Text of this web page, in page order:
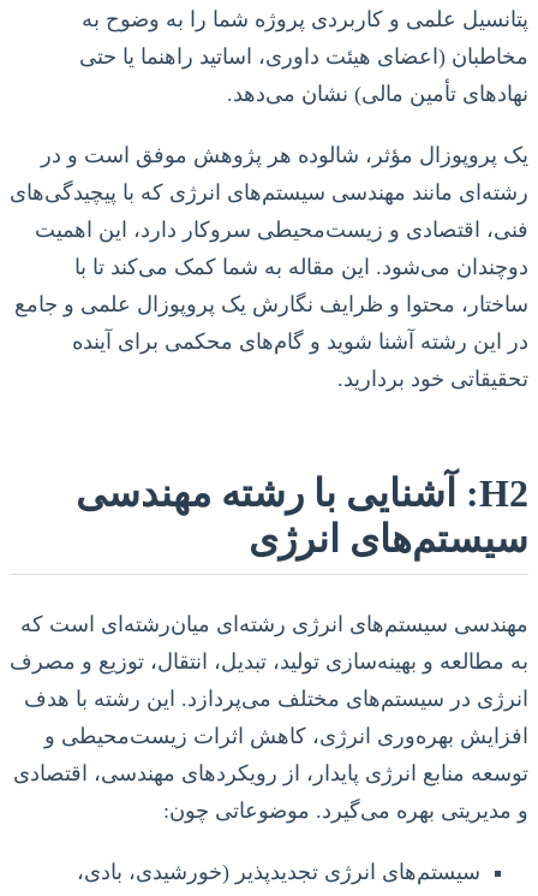
پتانسیل علمی و کاربردی پروژه شما را به وضوح به
مخاطبان (اعضای هیئت داوری، اساتید راهنما یا حتی
نهادهای تأمین مالی) نشان می‌دهد.
یک پروپوزال مؤثر، شالوده هر پژوهش موفق است و در
رشته‌ای مانند مهندسی سیستم‌های انرژی که با پیچیدگی‌های
فنی، اقتصادی و زیست‌محیطی سروکار دارد، این اهمیت
دوچندان می‌شود. این مقاله به شما کمک می‌کند تا با
ساختار، محتوا و ظرایف نگارش یک پروپوزال علمی و جامع
در این رشته آشنا شوید و گام‌های محکمی برای آینده
تحقیقاتی خود بردارید.
H2: آشنایی با رشته مهندسی
سیستم‌های انرژی
مهندسی سیستم‌های انرژی رشته‌ای میان‌رشته‌ای است که
به مطالعه و بهینه‌سازی تولید، تبدیل، انتقال، توزیع و مصرف
انرژی در سیستم‌های مختلف می‌پردازد. این رشته با هدف
افزایش بهره‌وری انرژی، کاهش اثرات زیست‌محیطی و
توسعه منابع انرژی پایدار، از رویکردهای مهندسی، اقتصادی
و مدیریتی بهره می‌گیرد. موضوعاتی چون:
سیستم‌های انرژی تجدیدپذیر (خورشیدی، بادی،